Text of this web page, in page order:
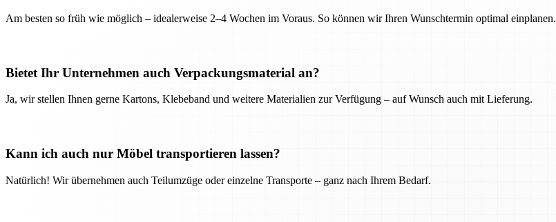
Am besten so früh wie möglich – idealerweise 2–4 Wochen im Voraus. So können wir Ihren Wunschtermin optimal einplanen.
Bietet Ihr Unternehmen auch Verpackungsmaterial an?
Ja, wir stellen Ihnen gerne Kartons, Klebeband und weitere Materialien zur Verfügung – auf Wunsch auch mit Lieferung.
Kann ich auch nur Möbel transportieren lassen?
Natürlich! Wir übernehmen auch Teilumzüge oder einzelne Transporte – ganz nach Ihrem Bedarf.